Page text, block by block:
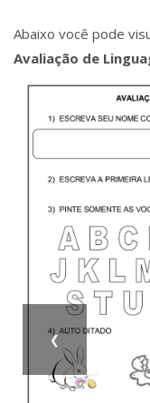
Abaixo você pode
Avaliação de
❮